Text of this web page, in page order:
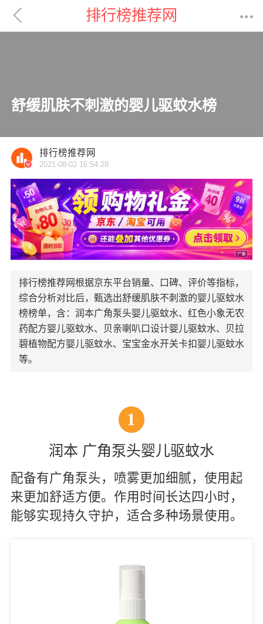
 排行榜推荐网 
舒缓肌肤不刺激的婴儿驱蚊水榜

排行榜推荐网
2021-08-02 16:54:28
排行榜推荐网根据京东平台销量、口碑、评价等指标，
综合分析对比后，甄选出舒缓肌肤不刺激的婴儿驱蚊水
榜榜单，含：润本广角泵头婴儿驱蚊水、红色小象无农
药配方婴儿驱蚊水、贝亲喇叭口设计婴儿驱蚊水、贝拉
碧植物配方婴儿驱蚊水、宝宝金水开关卡扣婴儿驱蚊水
等。
1
润本 广角泵头婴儿驱蚊水
配备有广角泵头，喷雾更加细腻，使用起
来更加舒适方便。作用时间长达四小时，
能够实现持久守护，适合多种场景使用。